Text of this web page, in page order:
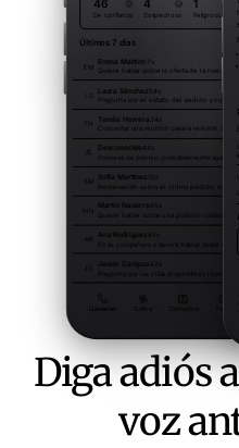
Diga adiós
voz